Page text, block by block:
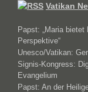
Vatikan
Papst: „Maria
Perspektive“
Unesco/Vatikan:
Signis-Kongress:
Evangelium
Papst: An der